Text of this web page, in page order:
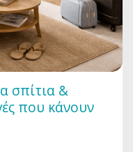
σπίτια &
που κάνουν